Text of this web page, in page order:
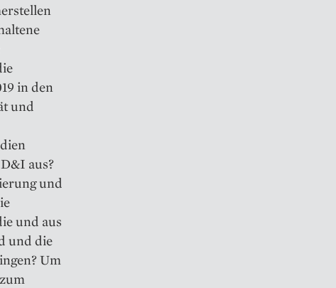
in den
und
aus?
und
und aus
und die
Um